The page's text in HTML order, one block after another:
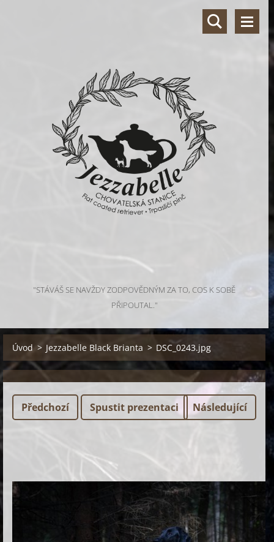
"STÁVÁŠ SE NAVŽDY ZODPOVĚDNÝM ZA TO, COS K SOBĚ
PŘIPOUTAL."
Úvod > Jezzabelle Black Brianta > DSC_0243.jpg
Předchozí Spustit prezentaci Následující